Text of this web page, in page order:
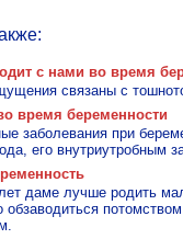
с нами во время
связаны с
время беременности
заболевания при
его внутриутробным
даме лучше родить
обзаводиться